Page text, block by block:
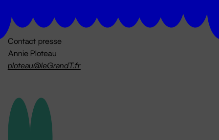
Contact presse
Annie Ploteau
ploteau@leGrandT.fr